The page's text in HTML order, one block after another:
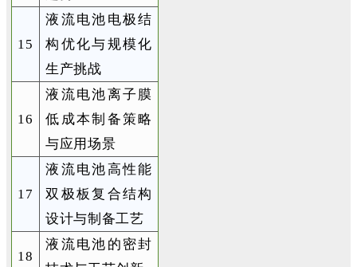
15
液流电池电极结
构优化与规模化
生产挑战
16
液流电池离子膜
低成本制备策略
与应用场景
17
液流电池高性能
双极板复合结构
设计与制备工艺
18
液流电池的密封